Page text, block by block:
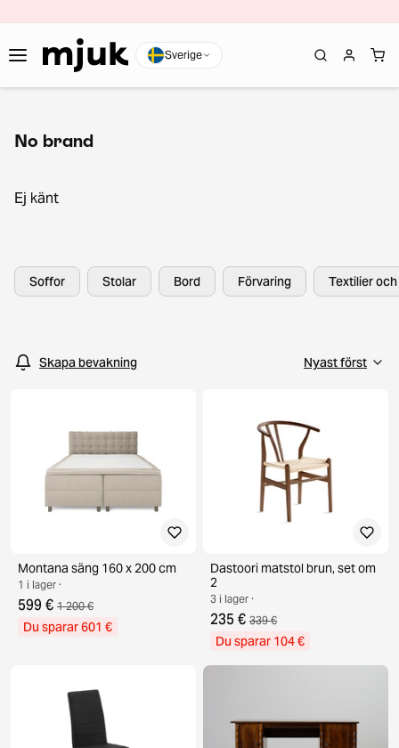
Sverige
No brand
Ej känt
Soffor Stolar Bord Förvaring Textilier
Skapa bevakning
Montana säng 160 x 200 cm
1 i lager ·
599 € 1 200 €
Du sparar 601 €
Dastoori matstol brun, set om
2
3 i lager ·
235 € 339 €
Du sparar 104 €